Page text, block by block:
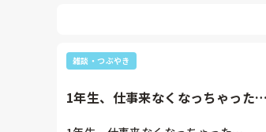
雑談・つぶやき
1年生、仕事来なくなっちゃった…